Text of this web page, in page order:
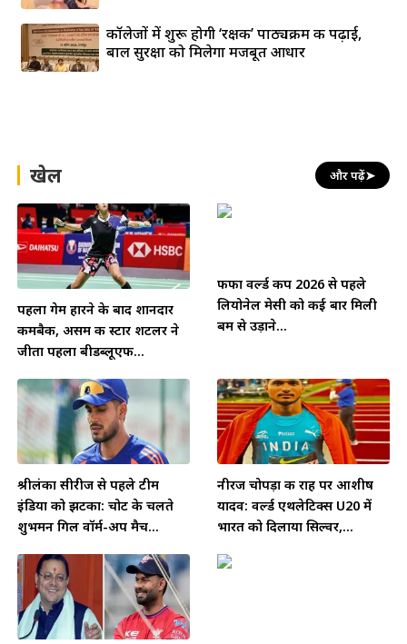
कॉलेजों में शुरू होगी ‘रक्षक’ पाठ्यक्रम की पढ़ाई,
बाल सुरक्षा को मिलेगा मजबूत आधार
खेल और पढ़ें➤
पहला गेम हारने के बाद शानदार
कमबैक, असम की स्टार शटलर ने
जीता पहला बीडब्लूएफ...
फीफा वर्ल्ड कप 2026 से पहले
लियोनेल मेसी को कई बार मिली
बम से उड़ाने...
श्रीलंका सीरीज से पहले टीम
इंडिया को झटका: चोट के चलते
शुभमन गिल वॉर्म-अप मैच...
नीरज चोपड़ा की राह पर आशीष
यादव: वर्ल्ड एथलेटिक्स U20 में
भारत को दिलाया सिल्वर,...